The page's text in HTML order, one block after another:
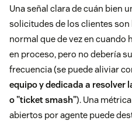
Una señal clara de cuán bien
solicitudes de los clientes son
normal que de vez en cuando
en proceso, pero no debería
frecuencia (se puede aliviar
equipo y dedicada a resolver
o "ticket smash"). Una
abiertos por agente puede